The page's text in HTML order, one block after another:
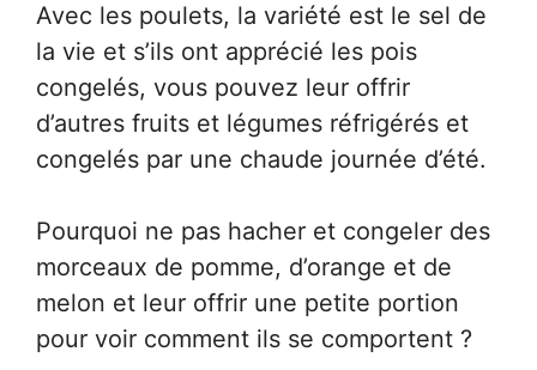
Avec les poulets, la variété est le sel de
la vie et s’ils ont apprécié les pois
congelés, vous pouvez leur offrir
d’autres fruits et légumes réfrigérés et
congelés par une chaude journée d’été.
Pourquoi ne pas hacher et congeler des
morceaux de pomme, d’orange et de
melon et leur offrir une petite portion
pour voir comment ils se comportent ?